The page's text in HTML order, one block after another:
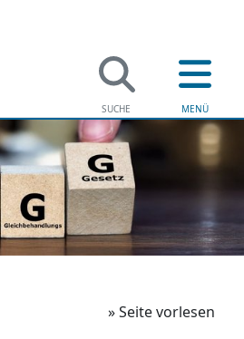
» Seite vorlesen
Soziales
Jugend &
Arbeiten
Politik im